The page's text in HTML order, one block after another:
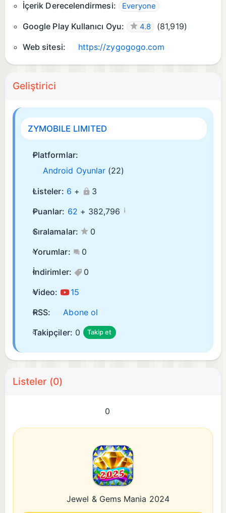
İçerik Derecelendirmesi: Everyone
Google Play Kullanıcı Oyu: 4.8 (81,919)
Web sitesi: https://zygogogo.com
Geliştirici
ZYMOBILE LIMITED
Platformlar:
Android Oyunlar (22)
Listeler: 6 +
3
Puanlar: 62 + 382,796 ¡
Sıralamalar:
0
Yorumlar:
0
İndirimler:
0
Video:
15
RSS:
Abone ol
Takipçiler: 0 Takip et
Listeler (0)
0
Jewel & Gems Mania 2024